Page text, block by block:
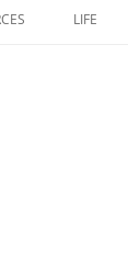
LIFE